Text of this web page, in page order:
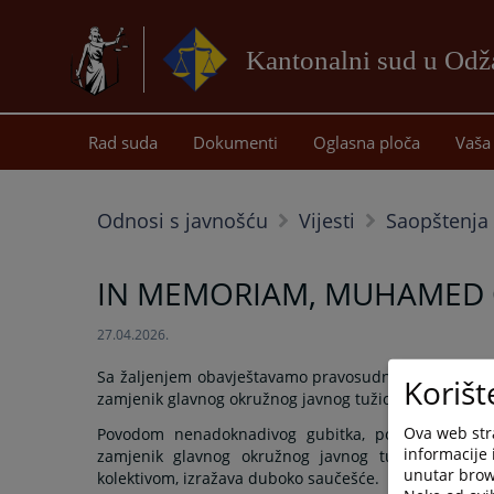
Kantonalni sud u
Rad suda Dokumenti Oglasna ploča
Odnosi s javnošću Vijesti
IN MEMORIAM, MUHAMED
27.04.2026.
Sa žaljenjem obavještavamo pravosudnu zajednicu
zamjenik glavnog okružnog javnog tužioca
Povodom nenadoknadivog gubitka, porodici
zamjenik glavnog okružnog javnog tužioca
kolektivom, izražava duboko saučešće.
Ova web
informacije
unutar